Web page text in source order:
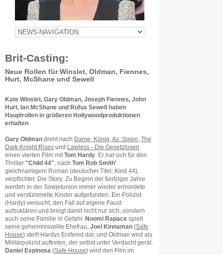
Brit-Casting:
Neue Rollen für Winslet, Oldman, Fiennes,
Hurt, McShane und Sewell
Kate Winslet, Gary Oldman, Joseph Fiennes, John
Hurt, Ian McShane und Rufus Sewell haben
Hauptrollen in größeren Hollywoodproduktionen
erhalten
Gary Oldman dreht nach Dame, König, As, Spion The
Dark Knight Rises und
Lawless - Die Gesetzlosen
einen vierten Film mit Tom Hardy . Er hat sich für den
Thriller "Child 44" , nach Tom Rob Smith'
gleichnamigem Roman (deutscher Titel: Kind 44),
verpflichtet. Die Story: Zu Beginn der fünfziger Jahre
werden in der Sowjetunion immer wieder ermordete
und verstümmelte Kinder aufgefunden. Ein Polizist
(Hardy) versucht, den Fall auf eigene Faust
aufzuklären und bringt damit nicht nur sich, sondern
auch seine Familie in Gefahr. Noomi Rapace spielt
seine geheimnisvollle Ehefrau, Joel Kinnaman (Safe
House) stellt Hardys Erzfeind dar, und Oldman wird als
Militärpolizist auftreten, der selbst unter Verdacht gerät.
Daniel Espinosa (Safe House) wird den Film im